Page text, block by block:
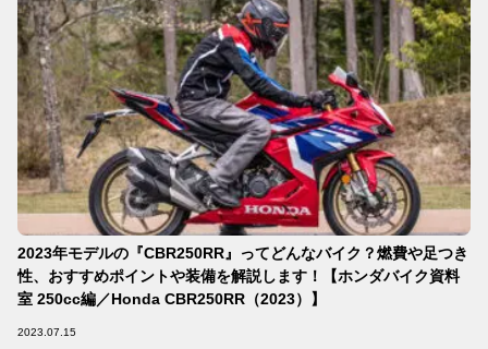
2023年モデルの『CBR250RR』ってどんなバイク？燃費や足つき
性、おすすめポイントや装備を解説します！【ホンダバイク資料
室 250cc編／Honda CBR250RR（2023）】
2023.07.15